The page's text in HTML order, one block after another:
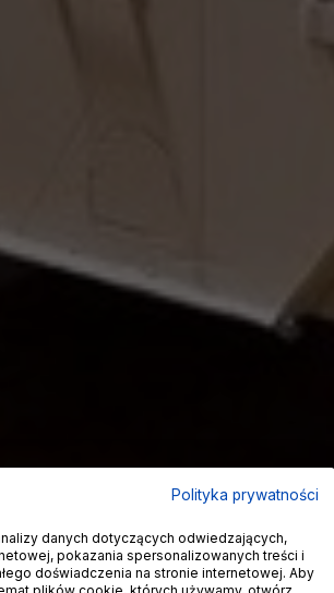
Polityka prywatności
danych dotyczących odwiedzających,
pokazania spersonalizowanych treści i
doświadczenia na stronie internetowej. Aby
plików cookie, których używamy, otwórz